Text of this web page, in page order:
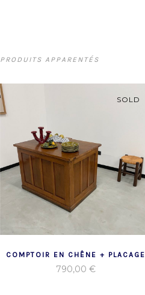
PRODUITS APPARENTÉS
SOLD
COMPTOIR EN CHÊNE + PLACAGE
790,00€